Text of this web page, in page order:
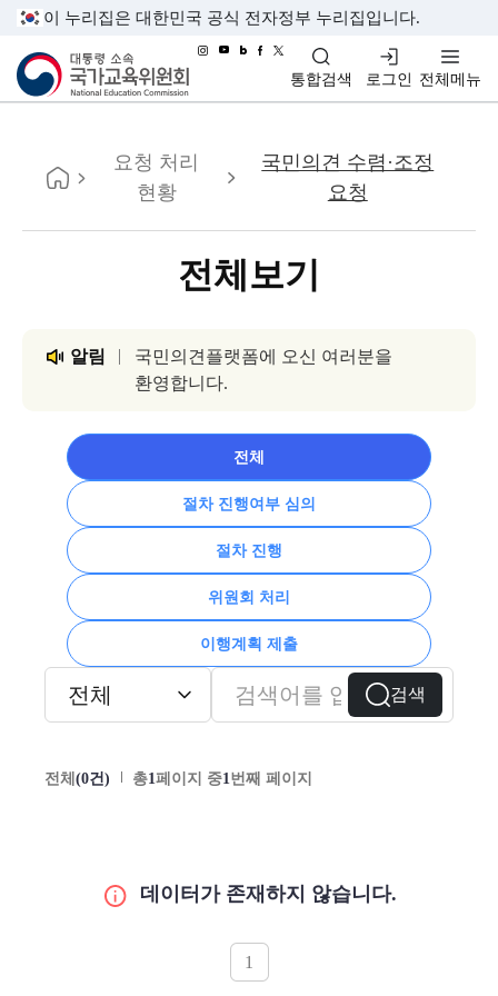
이 누리집은 대한민국 공식 전자정부 누리집입니다.
대통령소속 국가교육위원회
통합검색 로그인 전체메뉴
홈
요청 처리
현황
국민의견 수렴·조정
요청
전체보기
알림
국민의견플랫폼에 오신 여러분을
환영합니다.
전체
절차 진행여부 심의
절차 진행
위원회 처리
이행계획 제출
검색
전체 (0건) 총1페이지 중1번째 페이지
데이터가 존재하지 않습니다.
1